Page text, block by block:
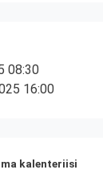
08:30
16:00
kalenteriisi